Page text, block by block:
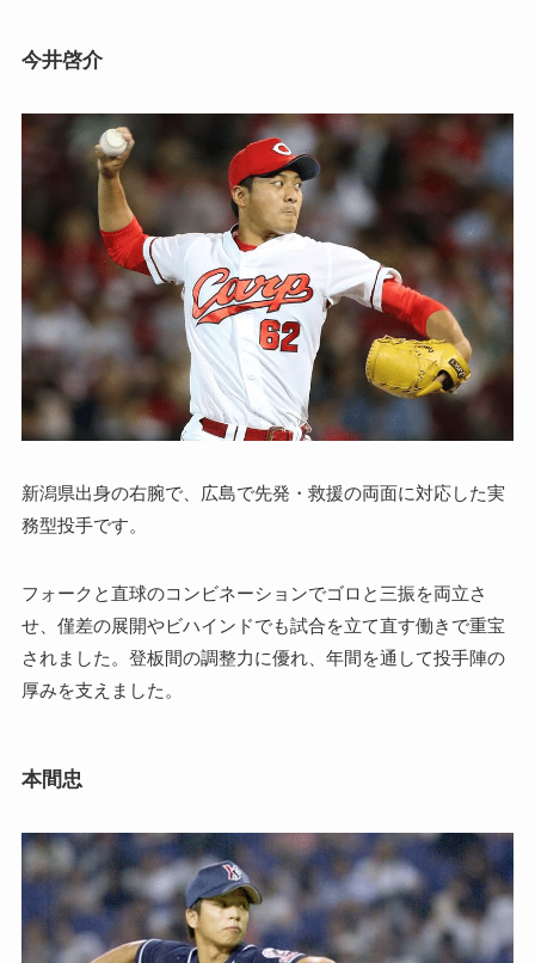
今井啓介
新潟県出身の右腕で、広島で先発・救援の両面に対応した実
務型投手です。
フォークと直球のコンビネーションでゴロと三振を両立さ
せ、僅差の展開やビハインドでも試合を立て直す働きで重宝
されました。登板間の調整力に優れ、年間を通して投手陣の
厚みを支えました。
本間忠